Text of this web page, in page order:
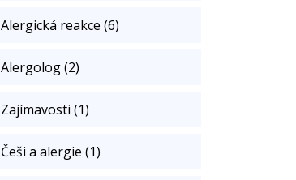
Alergická reakce (6)
Alergolog (2)
Zajímavosti (1)
Češi a alergie (1)